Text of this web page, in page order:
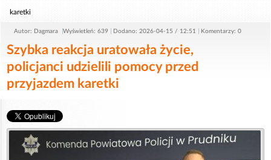
karetki
Autor: Dagmara Wyświetleń: 639 Dodano: 2026-04-15 / 12:51 Komentarzy: 0
Szybka reakcja uratowała życie,
policjanci udzielili pomocy przed
przyjazdem karetki